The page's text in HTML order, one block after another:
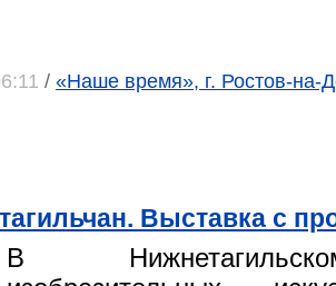
/ «Наше время», г. Ростов-на-
Выставка с
В